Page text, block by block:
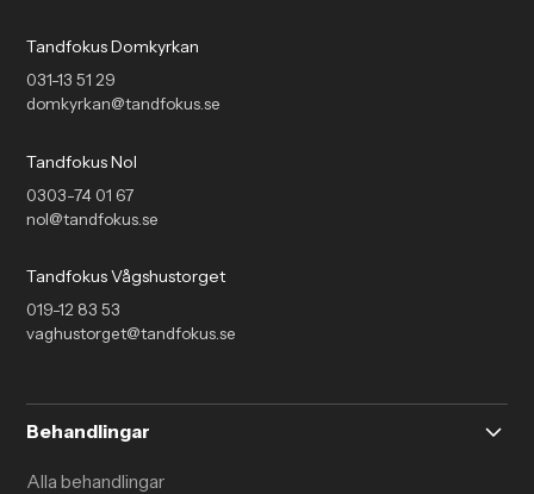
Tandfokus Domkyrkan
domkyrkan@tandfokus.se
031-13 51 29
Tandfokus Nol
nol@tandfokus.se
0303-74 01 67
Tandfokus Vågshustorget
vaghustorget@tandfokus.se
019-12 83 53
Behandlingar
Alla behandlingar